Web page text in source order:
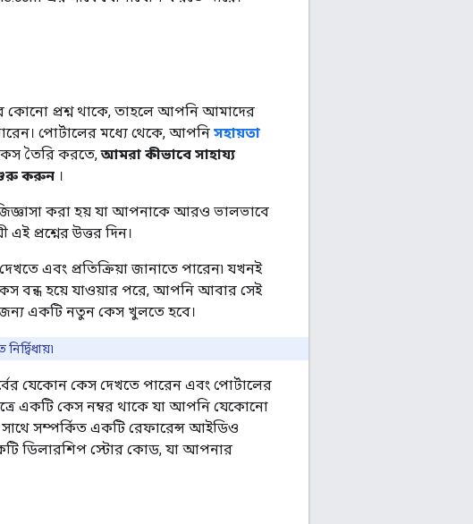
প্রশ্ন থাকে, তাহলে আপনি আমাদের
পোর্টালের মধ্যে থেকে, আপনি সহায়তা
তৈরি করতে,আমরা কীভাবে সাহায্য
করুন ।
করা হয় যা আপনাকে আরও ভালভাবে
প্রশ্নের উত্তর দিন।
এবং প্রতিক্রিয়া জানাতে পারেন৷ যখনই
বন্ধ হয়ে যাওয়ার পরে, আপনি আবার সেই
জন্য একটি নতুন কেস খুলতে হবে।
যেকোন কেস দেখতে পারেন এবং পোর্টালের
একটি কেস নম্বর থাকে যা আপনি যেকোনো
সম্পর্কিত একটি রেফারেন্স আইডিও
ডিলারশিপ স্টোর কোড, যা আপনার